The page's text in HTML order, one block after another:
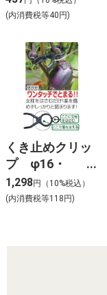
(内消費税等40円)
くき止めクリッ
プ φ16・
φ20mm用 20
個入 B-19
1,298円（10%税込）
(内消費税等118円)